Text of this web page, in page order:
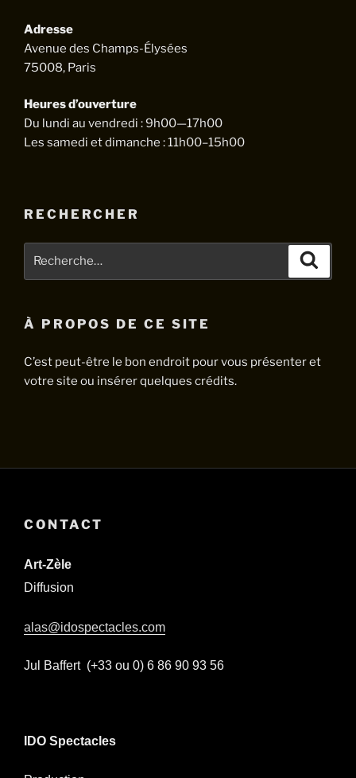
Adresse
Avenue des Champs-Élysées
75008, Paris
Heures d’ouverture
Du lundi au vendredi : 9h00—17h00
Les samedi et dimanche : 11h00–15h00
RECHERCHER
À PROPOS DE CE SITE
C’est peut-être le bon endroit pour vous présenter et
votre site ou insérer quelques crédits.
CONTACT
Art-Zèle
Diffusion
alas@idospectacles.com
Jul Baffert (+33 ou 0) 6 86 90 93 56
IDO Spectacles